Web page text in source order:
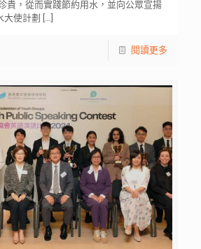
貴，從而實踐節約用水，並向公眾宣揚
使計劃
[…]
閱讀更多